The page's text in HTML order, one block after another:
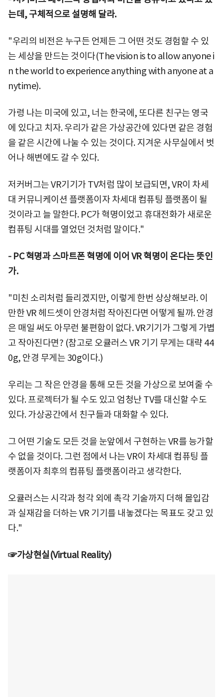
는데, 구체적으로 설명해 달라.
"우리의 비전은 누구든 언제든 그 어떤 것도 경험할 수 있
는 세상을 만드는 것이다(The vision is to allow anyone i
n the world to experience anything with anyone at a
nytime).
가령 나는 미국에 있고, 너는 한국에, 또다른 친구는 영국
에 있다고 치자. 우리가 같은 가상공간에 있다면 같은 경험
을 같은 시간에 나눌 수 있는 것이다. 지겨운 사무실에서 벗
어나 해변에도 갈 수 있다.
저커버그는 VR기기가 TV처럼 많이 보급되면, VR이 차세
대 커뮤니케이션 플랫폼이자 차세대 컴퓨팅 플랫폼이 될
것이라고 늘 말한다. PC가 혁명이었고 휴대전화가 새로운
컴퓨팅 시대를 열었던 것처럼 말이다."
-PC 혁명과 스마트폰 혁명에 이어 VR 혁명이 온다는 뜻인
가.
"미친 소리처럼 들리겠지만, 이렇게 한번 상상해보라. 이
만한 VR 헤드셋이 안경처럼 작아진다면 어떻게 될까. 안경
은 매일 써도 아무런 불편함이 없다. VR기기가 그렇게 가볍
고 작아진다면? (참고로 오큘러스 VR 기기 무게는 대략 44
0g, 안경 무게는 30g이다.)
우리는 그 작은 안경을 통해 모든 것을 가상으로 보여줄 수
있다. 프로젝터가 될 수도 있고 엄청난 TV를 대신할 수도
있다. 가상공간에서 친구들과 대화할 수 있다.
그 어떤 기술도 모든 것을 눈앞에서 구현하는 VR를 능가할
수 없을 것이다. 그런 점에서 나는 VR이 차세대 컴퓨팅 플
랫폼이자 최후의 컴퓨팅 플랫폼이라고 생각한다.
오큘러스는 시각과 청각 외에 촉각 기술까지 더해 몰입감
과 실재감을 더하는 VR 기기를 내놓겠다는 목표도 갖고 있
다."
☞가상현실(Virtual Reality)